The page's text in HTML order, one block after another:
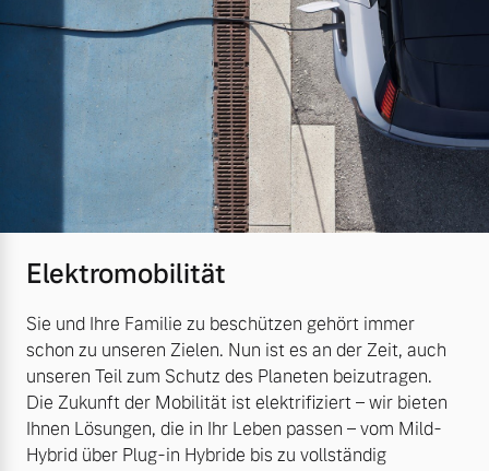
Elektromobilität
Sie und Ihre Familie zu beschützen gehört immer
schon zu unseren Zielen. Nun ist es an der Zeit, auch
unseren Teil zum Schutz des Planeten beizutragen.
Die Zukunft der Mobilität ist elektrifiziert – wir bieten
Ihnen Lösungen, die in Ihr Leben passen – vom Mild-
Hybrid über Plug-in Hybride bis zu vollständig